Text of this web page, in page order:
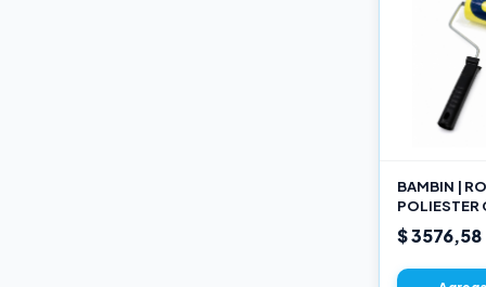
BAMBIN |
POLIESTER
22CM
$ 3576,58